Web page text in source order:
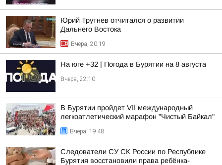
Юрий Трутнев отчитался о развитии
Дальнего Востока
Вчера, 20:19
На юге +32 | Погода в Бурятии на 8 августа
Вчера, 22:10
В Бурятии пройдет VII международный
легкоатлетический марафон "Чистый Байкал"
Вчера, 19:48
Следователи СУ СК России по Республике
Бурятия восстановили права ребёнка-